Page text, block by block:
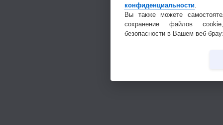
конфиденциальности
Вы также можете
сохранение файлов
безопасности в Вашем веб-